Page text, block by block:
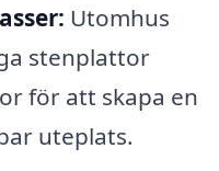
Utomhus
stenplattor
för att skapa en
uteplats.